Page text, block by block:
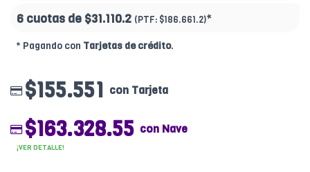
6 cuotas de $31.110.2 (PTF: $186.661.2)*
* Pagando con Tarjetas de crédito.
$155.551 con Tarjeta
$163.328.55 con Nave
¡VER DETALLE!